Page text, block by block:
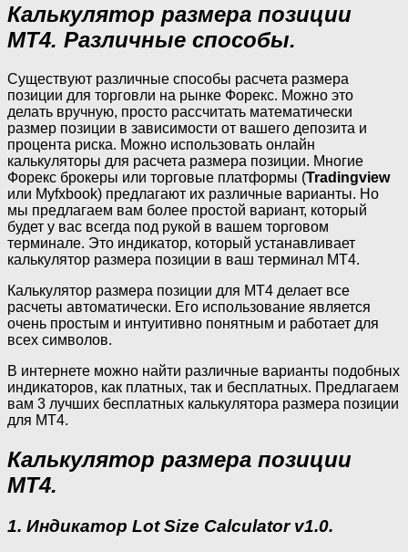
Калькулятор размера позиции
MT4. Различные способы.
Существуют различные способы расчета размера
позиции для торговли на рынке Форекс. Можно это
делать вручную, просто рассчитать математически
размер позиции в зависимости от вашего депозита и
процента риска. Можно использовать онлайн
калькуляторы для расчета размера позиции. Многие
Форекс брокеры или торговые платформы (Tradingview
или Myfxbook) предлагают их различные варианты. Но
мы предлагаем вам более простой вариант, который
будет у вас всегда под рукой в вашем торговом
терминале. Это индикатор, который устанавливает
калькулятор размера позиции в ваш терминал МТ4.
Калькулятор размера позиции для MT4 делает все
расчеты автоматически. Его использование является
очень простым и интуитивно понятным и работает для
всех символов.
В интернете можно найти различные варианты подобных
индикаторов, как платных, так и бесплатных. Предлагаем
вам 3 лучших бесплатных калькулятора размера позиции
для МТ4.
Калькулятор размера позиции
МТ4.
1. Индикатор Lot Size Calculator v1.0.